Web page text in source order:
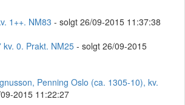
1++. NM83 - solgt 26/09-2015 11:37:38
0. Prakt. NM25 - solgt 26/09-2015
Penning Oslo (ca. 1305-10), kv.
2015 11:22:27